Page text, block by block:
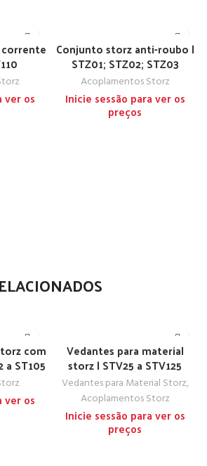
ver os
Conjunto storz anti-roubo |
STZ01; STZ02; STZ03
Acoplamentos Storz
Inicie sessão para ver os
preços
com
a ST105
ver os
Vedantes para material
storz | STV25 a STV125
Vedantes para Material Storz,
Acoplamentos Storz
Inicie sessão para ver os
preços